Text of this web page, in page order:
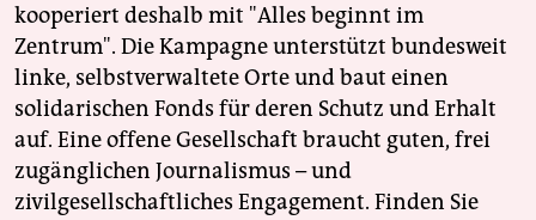
kooperiert deshalb mit "Alles beginnt im
Zentrum". Die Kampagne unterstützt bundesweit
linke, selbstverwaltete Orte und baut einen
solidarischen Fonds für deren Schutz und Erhalt
auf. Eine offene Gesellschaft braucht guten, frei
zugänglichen Journalismus – und
zivilgesellschaftliches Engagement. Finden Sie